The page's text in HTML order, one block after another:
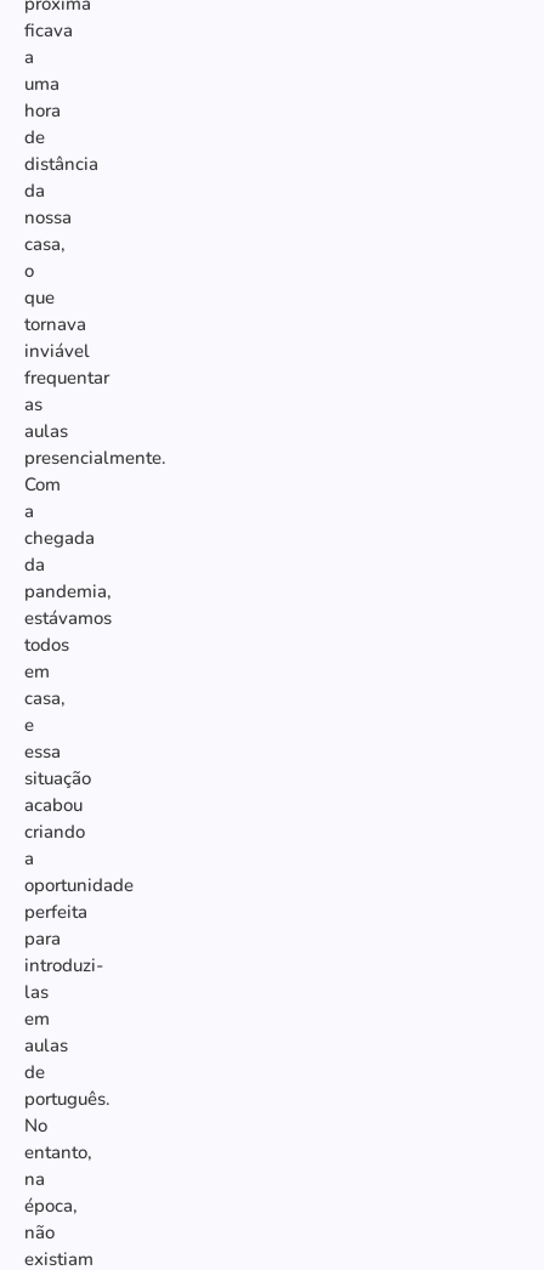
ficava
a
uma
hora
de
distância
da
nossa
casa,
o
que
tornava
inviável
frequentar
as
aulas
presencialmente.
Com
a
chegada
da
pandemia,
estávamos
todos
em
casa,
e
essa
situação
acabou
criando
a
oportunidade
perfeita
para
introduzi-
las
em
aulas
de
português.
No
entanto,
na
época,
não
existiam